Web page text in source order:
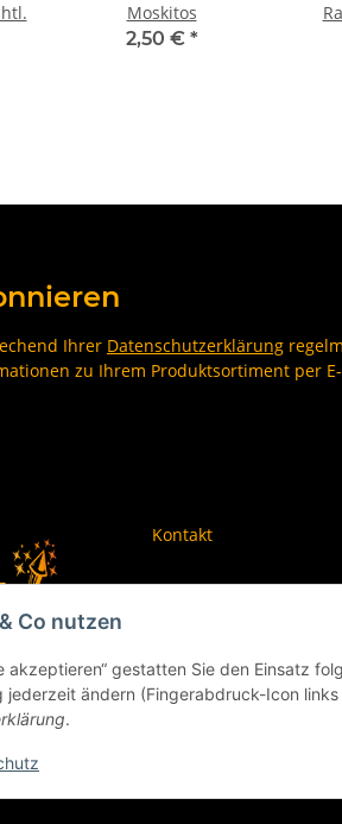
Co nutzen
akzeptieren“ gestatten Sie den Einsatz
jederzeit ändern (Fingerabdruck-Icon
.
Moskitos
2,50 € *
Ihrer Datenschutzerklärung
zu Ihrem Produktsortiment per
Kontakt